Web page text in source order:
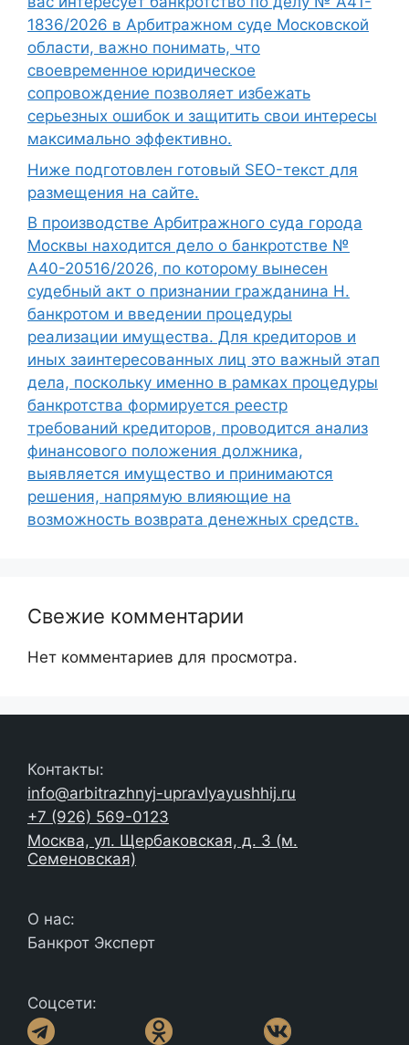
1836/2026 в Арбитражном суде Московской
области, важно понимать, что
своевременное юридическое
сопровождение позволяет избежать
серьезных ошибок и защитить свои интересы
максимально эффективно.
Ниже подготовлен готовый SEO-текст для
размещения на сайте.
В производстве Арбитражного суда города
Москвы находится дело о банкротстве №
А40-20516/2026, по которому вынесен
судебный акт о признании гражданина Н.
банкротом и введении процедуры
реализации имущества. Для кредиторов и
иных заинтересованных лиц это важный этап
дела, поскольку именно в рамках процедуры
банкротства формируется реестр
требований кредиторов, проводится анализ
финансового положения должника,
выявляется имущество и принимаются
решения, напрямую влияющие на
возможность возврата денежных средств.
Свежие комментарии
Нет комментариев для просмотра.
Контакты:
info@arbitrazhnyj-upravlyayushhij.ru
+7 (926) 569-0123
Москва, ул. Щербаковская, д. 3 (м.
Семеновская)
О нас:
Банкрот Эксперт
Соцсети: